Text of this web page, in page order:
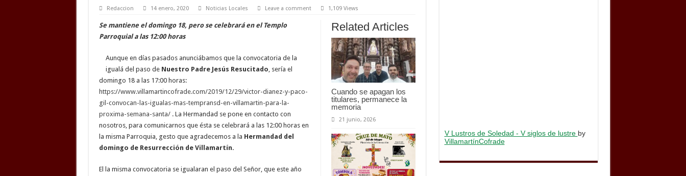
Redaccion 14 enero, 2020 Noticias Locales Leave a comment 1,109 Views
Related Articles
Cuando se apagan los
titulares, permanece la
memoria
21 junio, 2026
Se mantiene el domingo 18, pero se celebrará en el Templo
Parroquial a las 12:00 horas
Aunque en días pasados anunciábamos que la convocatoria de la
igualá del paso de Nuestro Padre Jesús Resucitado, sería el
domingo 18 a las 17:00 horas:
https://www.villamartincofrade.com/2019/12/29/victor-dianez-y-paco-
gil-convocan-las-igualas-mas-tempransd-en-villamartin-para-la-
proxima-semana-santa/. La Hermandad se pone en contacto con
nosotros, para comunicarnos que ésta se celebrará a las 12:00 horas en
la misma Parroquia, gesto que agradecemos a la Hermandad del
domingo de Resurrección de Villamartín.
El la misma convocatoria se igualaran el paso del Señor, que este año
V Lustros de Soledad - V siglos de lustre by
VillamartínCofrade